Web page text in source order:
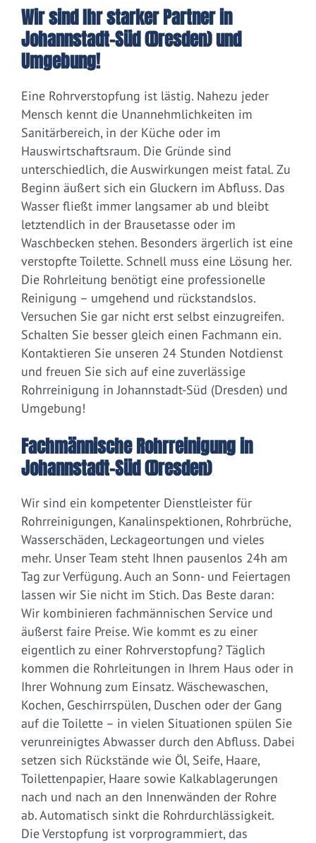
Wir sind Ihr starker Partner in
Johannstadt-Süd (Dresden) und
Umgebung!
Eine Rohrverstopfung ist lästig. Nahezu jeder
Mensch kennt die Unannehmlichkeiten im
Sanitärbereich, in der Küche oder im
Hauswirtschaftsraum. Die Gründe sind
unterschiedlich, die Auswirkungen meist fatal. Zu
Beginn äußert sich ein Gluckern im Abfluss. Das
Wasser fließt immer langsamer ab und bleibt
letztendlich in der Brausetasse oder im
Waschbecken stehen. Besonders ärgerlich ist eine
verstopfte Toilette. Schnell muss eine Lösung her.
Die Rohrleitung benötigt eine professionelle
Reinigung – umgehend und rückstandslos.
Versuchen Sie gar nicht erst selbst einzugreifen.
Schalten Sie besser gleich einen Fachmann ein.
Kontaktieren Sie unseren 24 Stunden Notdienst
und freuen Sie sich auf eine zuverlässige
Rohrreinigung in Johannstadt-Süd (Dresden) und
Umgebung!
Fachmännische Rohrreinigung in
Johannstadt-Süd (Dresden)
Wir sind ein kompetenter Dienstleister für
Rohrreinigungen, Kanalinspektionen, Rohrbrüche,
Wasserschäden, Leckageortungen und vieles
mehr. Unser Team steht Ihnen pausenlos 24h am
Tag zur Verfügung. Auch an Sonn- und Feiertagen
lassen wir Sie nicht im Stich. Das Beste daran:
Wir kombinieren fachmännischen Service und
äußerst faire Preise. Wie kommt es zu einer
eigentlich zu einer Rohrverstopfung? Täglich
kommen die Rohrleitungen in Ihrem Haus oder in
Ihrer Wohnung zum Einsatz. Wäschewaschen,
Kochen, Geschirrspülen, Duschen oder der Gang
auf die Toilette – in vielen Situationen spülen Sie
verunreinigtes Abwasser durch den Abfluss. Dabei
setzen sich Rückstände wie Öl, Seife, Haare,
Toilettenpapier, Haare sowie Kalkablagerungen
nach und nach an den Innenwänden der Rohre
ab. Automatisch sinkt die Rohrdurchlässigkeit.
Die Verstopfung ist vorprogrammiert, das